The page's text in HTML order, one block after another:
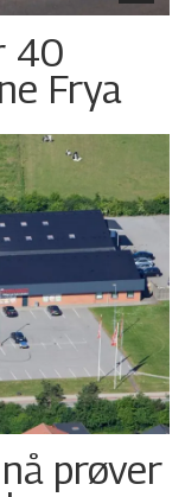
40
Frya
prøver